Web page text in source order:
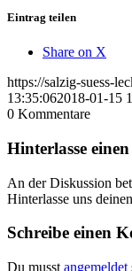
Eintrag teilen
Share on X
https://salzig-suess-
13:35:062018-01-15
0 Kommentare
Hinterlasse
An der Diskussion
Hinterlasse uns
Schreibe einen
Du musst angemeldet